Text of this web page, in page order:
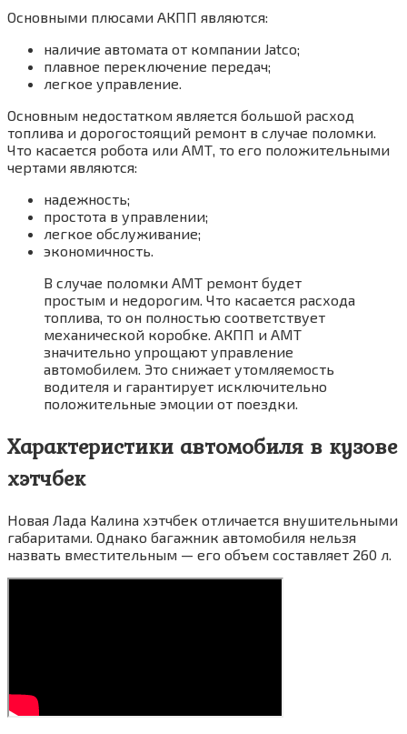
Основными плюсами АКПП являются:
наличие автомата от компании Jatco;
плавное переключение передач;
легкое управление.
Основным недостатком является большой расход
топлива и дорогостоящий ремонт в случае поломки.
Что касается робота или АМТ, то его положительными
чертами являются:
надежность;
простота в управлении;
легкое обслуживание;
экономичность.
В случае поломки АМТ ремонт будет
простым и недорогим. Что касается расхода
топлива, то он полностью соответствует
механической коробке. АКПП и АМТ
значительно упрощают управление
автомобилем. Это снижает утомляемость
водителя и гарантирует исключительно
положительные эмоции от поездки.
Характеристики автомобиля в кузове
хэтчбек
Новая Лада Калина хэтчбек отличается внушительными
габаритами. Однако багажник автомобиля нельзя
назвать вместительным — его объем составляет 260 л.